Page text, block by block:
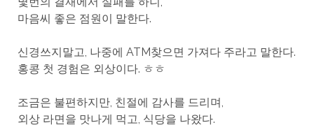
마음씨 좋은 점원이 말한다.
신경쓰지말고, 나중에 ATM찾으면 가져다 주라고 말한다.
홍콩 첫 경험은 외상이다. ㅎㅎ
조금은 불편하지만, 친절에 감사를 드리며,
외상 라면을 맛나게 먹고, 식당을 나왔다.